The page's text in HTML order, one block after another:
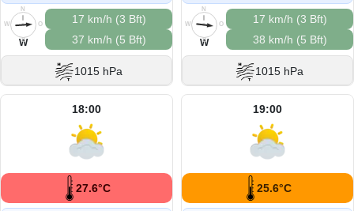
N
O
S
W
W
17 km/h (3 Bft)
37 km/h (5 Bft)
1015 hPa
N
O
S
W
W
17 km/h (3 Bft)
38 km/h (5 Bft)
1015 hPa
18:00
27.6°C
19:00
25.6°C